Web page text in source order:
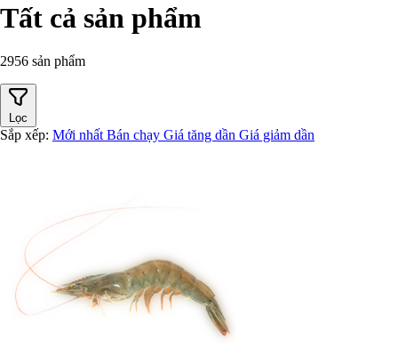
Tất cả sản phẩm
2956 sản phẩm
Lọc
Sắp xếp: Mới nhất Bán chạy Giá tăng dần Giá giảm dần